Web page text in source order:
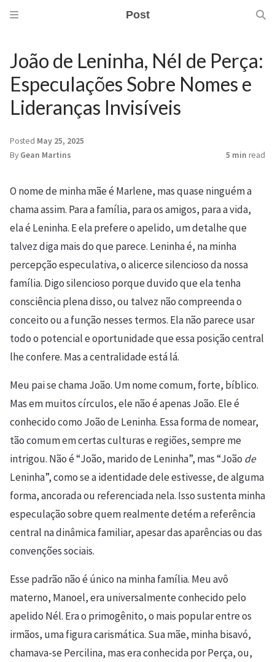
Post
João de Leninha, Nél de Perça:
Especulações Sobre Nomes e
Lideranças Invisíveis
Posted May 25, 2025
By Gean Martins 5 min read
O nome de minha mãe é Marlene, mas quase ninguém a
chama assim. Para a família, para os amigos, para a vida,
ela é Leninha. E ela prefere o apelido, um detalhe que
talvez diga mais do que parece. Leninha é, na minha
percepção especulativa, o alicerce silencioso da nossa
família. Digo silencioso porque duvido que ela tenha
consciência plena disso, ou talvez não compreenda o
conceito ou a função nesses termos. Ela não parece usar
todo o potencial e oportunidade que essa posição central
lhe confere. Mas a centralidade está lá.
Meu pai se chama João. Um nome comum, forte, bíblico.
Mas em muitos círculos, ele não é apenas João. Ele é
conhecido como João de Leninha. Essa forma de nomear,
tão comum em certas culturas e regiões, sempre me
intrigou. Não é “João, marido de Leninha”, mas “João de
Leninha”, como se a identidade dele estivesse, de alguma
forma, ancorada ou referenciada nela. Isso sustenta minha
especulação sobre quem realmente detém a referência
central na dinâmica familiar, apesar das aparências ou das
convenções sociais.
Esse padrão não é único na minha família. Meu avô
materno, Manoel, era universalmente conhecido pelo
apelido Nél. Era o primogênito, o mais popular entre os
irmãos, uma figura carismática. Sua mãe, minha bisavó,
chamava-se Percilina, mas era conhecida por Perça, ou,